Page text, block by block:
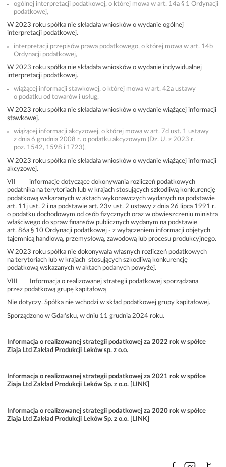
ogólnej interpretacji podatkowej, o której mowa w art. 14a § 1 Ordynacji
podatkowej,
W 2023 roku spółka nie składała wniosków o wydanie ogólnej
interpretacji podatkowej.
interpretacji przepisów prawa podatkowego, o której mowa w art. 14b
Ordynacji podatkowej,
W 2023 roku spółka nie składała wniosków o wydanie indywidualnej
interpretacji podatkowej.
wiążącej informacji stawkowej, o której mowa w art. 42a ustawy
o podatku od towarów i usług,
W 2023 roku spółka nie składała wniosków o wydanie wiążącej informacji
stawkowej.
wiążącej informacji akcyzowej, o której mowa w art. 7d ust. 1 ustawy
z dnia 6 grudnia 2008 r. o podatku akcyzowym (Dz. U. z 2023 r.
poz. 1542, 1598 i 1723),
W 2023 roku spółka nie składała wniosków o wydanie wiążącej informacji
akcyzowej.
VII informacje dotyczące dokonywania rozliczeń podatkowych
podatnika na terytoriach lub w krajach stosujących szkodliwą konkurencję
podatkową wskazanych w aktach wykonawczych wydanych na podstawie
art. 11j ust. 2 i na podstawie art. 23v ust. 2 ustawy z dnia 26 lipca 1991 r.
o podatku dochodowym od osób fizycznych oraz w obwieszczeniu ministra
właściwego do spraw finansów publicznych wydanym na podstawie
art. 86a § 10 Ordynacji podatkowej - z wyłączeniem informacji objętych
tajemnicą handlową, przemysłową, zawodową lub procesu produkcyjnego.
W 2023 roku spółka nie dokonywała własnych rozliczeń podatkowych
na terytoriach lub w krajach stosujących szkodliwą konkurencję
podatkową wskazanych w aktach podanych powyżej.
VIII Informacja o realizowanej strategii podatkowej sporządzana
przez podatkową grupę kapitałową
Nie dotyczy. Spółka nie wchodzi w skład podatkowej grupy kapitałowej.
Sporządzono w Gdańsku, w dniu 11 grudnia 2024 roku.
Informacja o realizowanej strategii podatkowej za 2022 rok w spółce
Ziaja Ltd Zakład Produkcji Leków sp. z o.o.
Informacja o realizowanej strategii podatkowej za 2021 rok w spółce
Ziaja Ltd Zakład Produkcji Leków Sp. z o.o. [LINK]
Informacja o realizowanej strategii podatkowej za 2020 rok w spółce
Ziaja Ltd Zakład Produkcji Leków Sp. z o.o. [LINK]